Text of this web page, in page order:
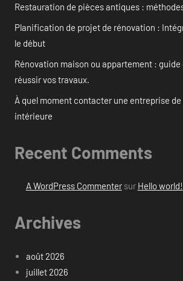
Restauration de pièces antiques :
Planification de projet de rénovation :
le début
Rénovation maison ou appartement :
réussir vos travaux.
À quel moment contacter une entreprise
intérieure
Recent Comments
A WordPress Commentersur Hello world!
Archives
août 2026
juillet 2026